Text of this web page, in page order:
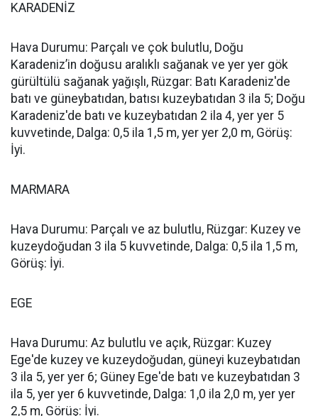
KARADENİZ
Hava Durumu: Parçalı ve çok bulutlu, Doğu
Karadeniz’in doğusu aralıklı sağanak ve yer yer gök
gürültülü sağanak yağışlı, Rüzgar: Batı Karadeniz'de
batı ve güneybatıdan, batısı kuzeybatıdan 3 ila 5; Doğu
Karadeniz'de batı ve kuzeybatıdan 2 ila 4, yer yer 5
kuvvetinde, Dalga: 0,5 ila 1,5 m, yer yer 2,0 m, Görüş:
İyi.
MARMARA
Hava Durumu: Parçalı ve az bulutlu, Rüzgar: Kuzey ve
kuzeydoğudan 3 ila 5 kuvvetinde, Dalga: 0,5 ila 1,5 m,
Görüş: İyi.
EGE
Hava Durumu: Az bulutlu ve açık, Rüzgar: Kuzey
Ege'de kuzey ve kuzeydoğudan, güneyi kuzeybatıdan
3 ila 5, yer yer 6; Güney Ege'de batı ve kuzeybatıdan 3
ila 5, yer yer 6 kuvvetinde, Dalga: 1,0 ila 2,0 m, yer yer
2,5 m, Görüş: İyi.